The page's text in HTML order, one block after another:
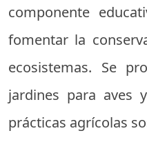
componente
fomentar la
ecosistemas. Se
jardines para aves
prácticas agrícolas